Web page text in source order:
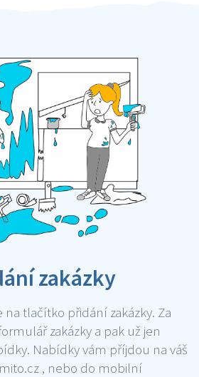
zakázky
tlačítko přidání zakázky. Za
zakázky a pak už jen
Nabídky vám příjdou na váš
, nebo do mobilní